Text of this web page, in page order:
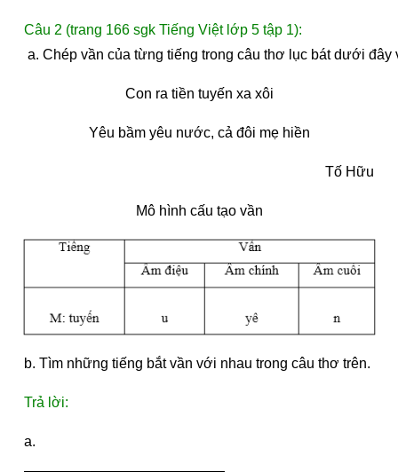
Câu 2 (trang 166 sgk Tiếng Việt lớp 5 tập 1):
a. Chép vần của từng tiếng trong câu thơ lục bát dưới đây
Con ra tiền tuyến xa xôi
Yêu bầm yêu nước, cả đôi mẹ hiền
Tố Hữu
Mô hình cấu tạo vần
b. Tìm những tiếng bắt vần với nhau trong câu thơ trên.
Trả lời:
a.